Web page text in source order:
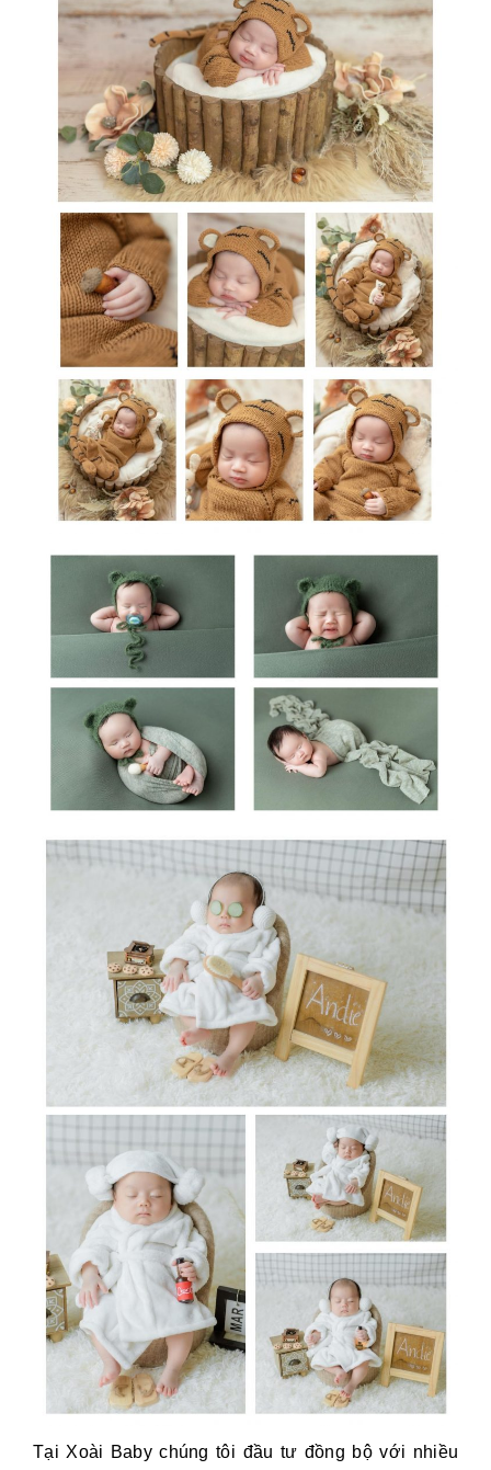
Tại Xoài Baby chúng tôi đầu tư đồng bộ với nhiều